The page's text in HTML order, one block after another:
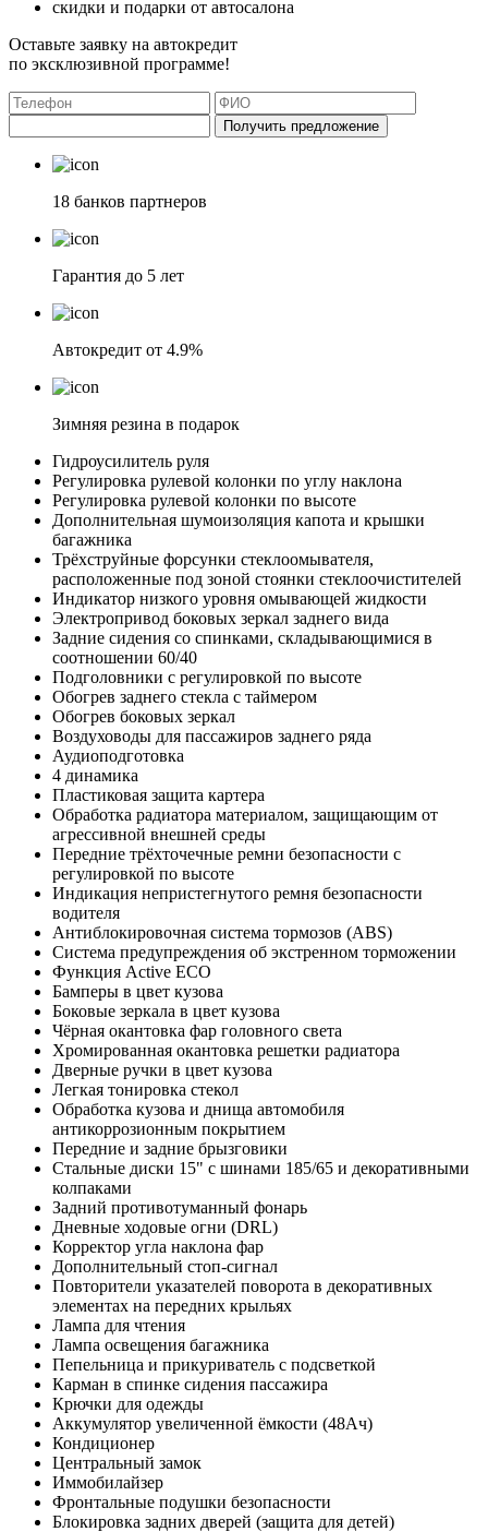
скидки и подарки от автосалона
Оставьте заявку на автокредит
по эксклюзивной программе!
Получить предложение
18 банков партнеров
Гарантия до 5 лет
Автокредит от 4.9%
Зимняя резина в подарок
Гидроусилитель руля
Регулировка рулевой колонки по углу наклона
Регулировка рулевой колонки по высоте
Дополнительная шумоизоляция капота и крышки
багажника
Трёхструйные форсунки стеклоомывателя,
расположенные под зоной стоянки стеклоочистителей
Индикатор низкого уровня омывающей жидкости
Электропривод боковых зеркал заднего вида
Задние сидения со спинками, складывающимися в
соотношении 60/40
Подголовники с регулировкой по высоте
Обогрев заднего стекла с таймером
Обогрев боковых зеркал
Воздуховоды для пассажиров заднего ряда
Аудиоподготовка
4 динамика
Пластиковая защита картера
Обработка радиатора материалом, защищающим от
агрессивной внешней среды
Передние трёхточечные ремни безопасности с
регулировкой по высоте
Индикация непристегнутого ремня безопасности
водителя
Антиблокировочная система тормозов (ABS)
Система предупреждения об экстренном торможении
Функция Active ECO
Бамперы в цвет кузова
Боковые зеркала в цвет кузова
Чёрная окантовка фар головного света
Хромированная окантовка решетки радиатора
Дверные ручки в цвет кузова
Легкая тонировка стекол
Обработка кузова и днища автомобиля
антикоррозионным покрытием
Передние и задние брызговики
Стальные диски 15" с шинами 185/65 и декоративными
колпаками
Задний противотуманный фонарь
Дневные ходовые огни (DRL)
Корректор угла наклона фар
Дополнительный стоп-сигнал
Повторители указателей поворота в декоративных
элементах на передних крыльях
Лампа для чтения
Лампа освещения багажника
Пепельница и прикуриватель с подсветкой
Карман в спинке сидения пассажира
Крючки для одежды
Аккумулятор увеличенной ёмкости (48Ач)
Кондиционер
Центральный замок
Иммобилайзер
Фронтальные подушки безопасности
Блокировка задних дверей (защита для детей)